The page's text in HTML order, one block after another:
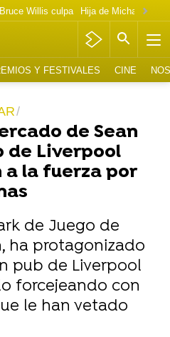
Willis culpa
Y FESTIVALES CINE
de Sean
de Liverpool
a la fuerza por
de Juego de
ha protagonizado
pub de Liverpool
forcejeando con
le han vetado